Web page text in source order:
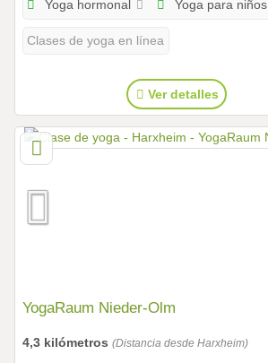
Yoga hormonal
Yoga para niños
Clases de yoga en línea
Ver detalles
YogaRaum Nieder-Olm
4,3 kilómetros (Distancia desde Harxheim)